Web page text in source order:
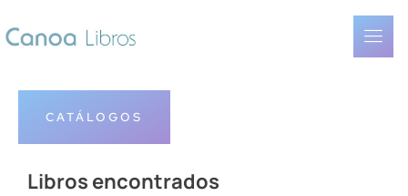
CATÁLOGOS
Libros encontrados